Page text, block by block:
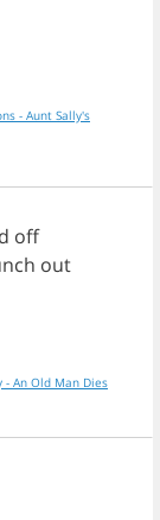
- Aunt Sally's
off
out
- An Old Man Dies